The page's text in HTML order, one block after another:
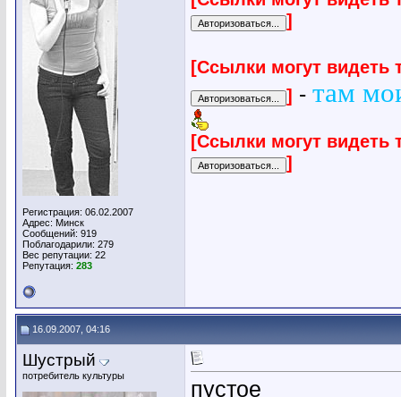
Регистрация: 06.02.2007
Адрес: Минск
Сообщений: 919
Поблагодарили: 279
Вес репутации: 22
Репутация: 283
]
[Ссылки могут видеть
] - там
[Ссылки могут видеть
]
16.09.2007, 04:16
Шустрый
потребитель культуры
пустое